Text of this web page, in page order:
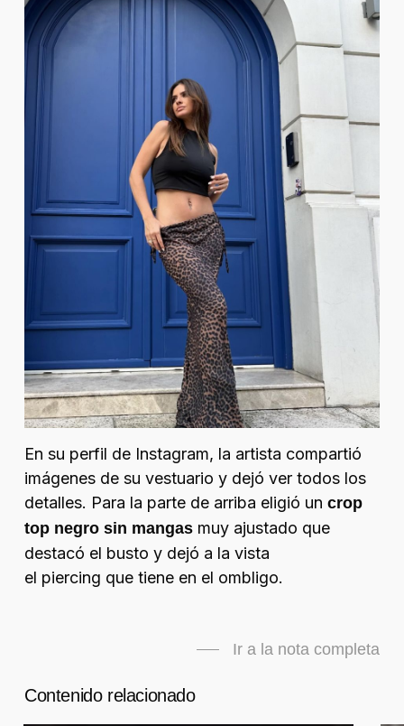
En su perfil de Instagram, la artista compartió
imágenes de su vestuario y dejó ver todos los
detalles. Para la parte de arriba eligió un crop
top negro sin mangas muy ajustado que
destacó el busto y dejó a la vista
el piercing que tiene en el ombligo.
Ir a la nota completa
Contenido relacionado